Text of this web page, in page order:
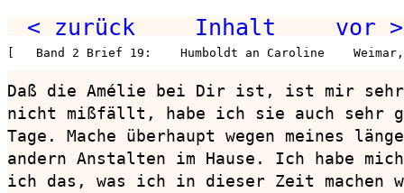
< zurück Inhalt vor >
[   Band 2 Brief 19:    Humboldt an Caroline
Daß die Amélie bei Dir ist, ist mir
nicht mißfällt, habe ich sie auch sehr
Tage. Mache überhaupt wegen meines
andern Anstalten im Hause. Ich habe
ich das, was ich in dieser Zeit machen